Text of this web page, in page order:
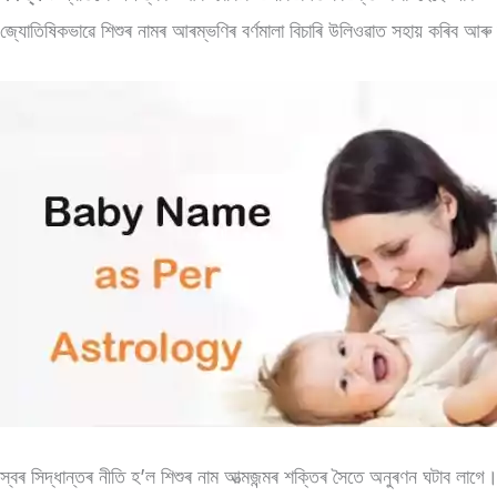
জ্যোতিষিকভাৱে শিশুৰ নামৰ আৰম্ভণিৰ বৰ্ণমালা বিচাৰি উলিওৱাত সহায়
স্বৰ সিদ্ধান্তৰ নীতি হ’ল শিশুৰ নাম আত্মজন্মৰ শক্তিৰ সৈতে অনুৰণন ঘটাব